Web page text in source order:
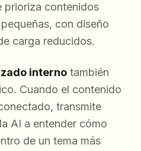
prioriza contenidos
con diseño
carga reducidos.
interno también
Cuando el contenido
transmite
AI a entender cómo
de un tema más